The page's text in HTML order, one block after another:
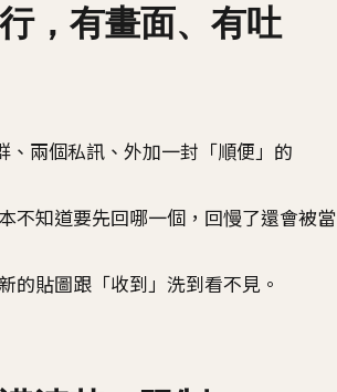
，有畫面、有吐
兩個私訊、外加一封「順便」的
知道要先回哪一個，回慢了還會被當
的貼圖跟「收到」洗到看不見。